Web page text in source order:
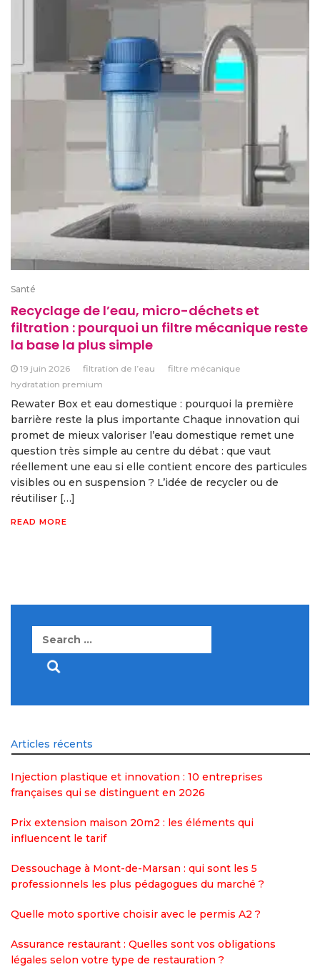
Santé
Recyclage de l’eau, micro-déchets et
filtration : pourquoi un filtre mécanique reste
la base la plus simple
19 juin 2026 filtration de l’eau
filtre mécanique
hydratation premium
Rewater Box et eau domestique : pourquoi la première
barrière reste la plus importante Chaque innovation qui
promet de mieux valoriser l’eau domestique remet une
question très simple au centre du débat : que vaut
réellement une eau si elle contient encore des particules
visibles ou en suspension ? L’idée de recycler ou de
réutiliser […]
READ MORE
Search
Articles récents
Injection plastique et innovation : 10 entreprises
françaises qui se distinguent en 2026
Prix extension maison 20m2 : les éléments qui
influencent le tarif
Dessouchage à Mont-de-Marsan : qui sont les 5
professionnels les plus pédagogues du marché ?
Quelle moto sportive choisir avec le permis A2 ?
Assurance restaurant : Quelles sont vos obligations
légales selon votre type de restauration ?